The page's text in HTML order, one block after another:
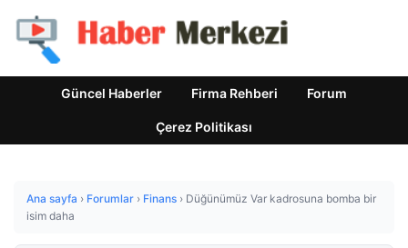
Güncel Haberler Firma Rehberi Forum
Çerez Politikası
Ana sayfa › Forumlar › Finans › Düğünümüz Var kadrosuna bomba bir
isim daha